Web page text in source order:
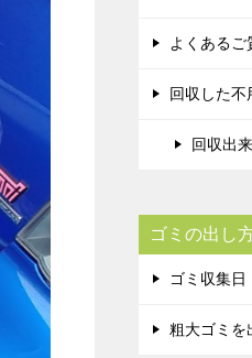
よくあるご
回収した不
回収出
ゴミの出し
ゴミ収集日
粗大ゴミを